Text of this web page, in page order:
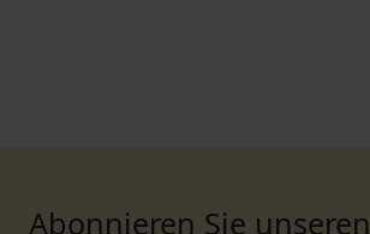
Abonnieren Sie unseren